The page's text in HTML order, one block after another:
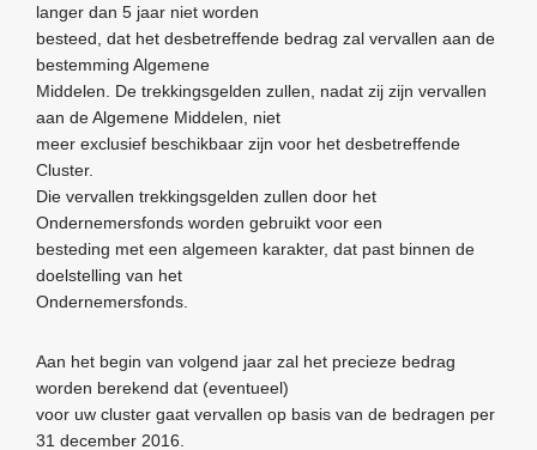
langer dan 5 jaar niet worden
besteed, dat het desbetreffende bedrag zal vervallen aan de
bestemming Algemene
Middelen. De trekkingsgelden zullen, nadat zij zijn vervallen
aan de Algemene Middelen, niet
meer exclusief beschikbaar zijn voor het desbetreffende
Cluster.
Die vervallen trekkingsgelden zullen door het
Ondernemersfonds worden gebruikt voor een
besteding met een algemeen karakter, dat past binnen de
doelstelling van het
Ondernemersfonds.
Aan het begin van volgend jaar zal het precieze bedrag
worden berekend dat (eventueel)
voor uw cluster gaat vervallen op basis van de bedragen per
31 december 2016.